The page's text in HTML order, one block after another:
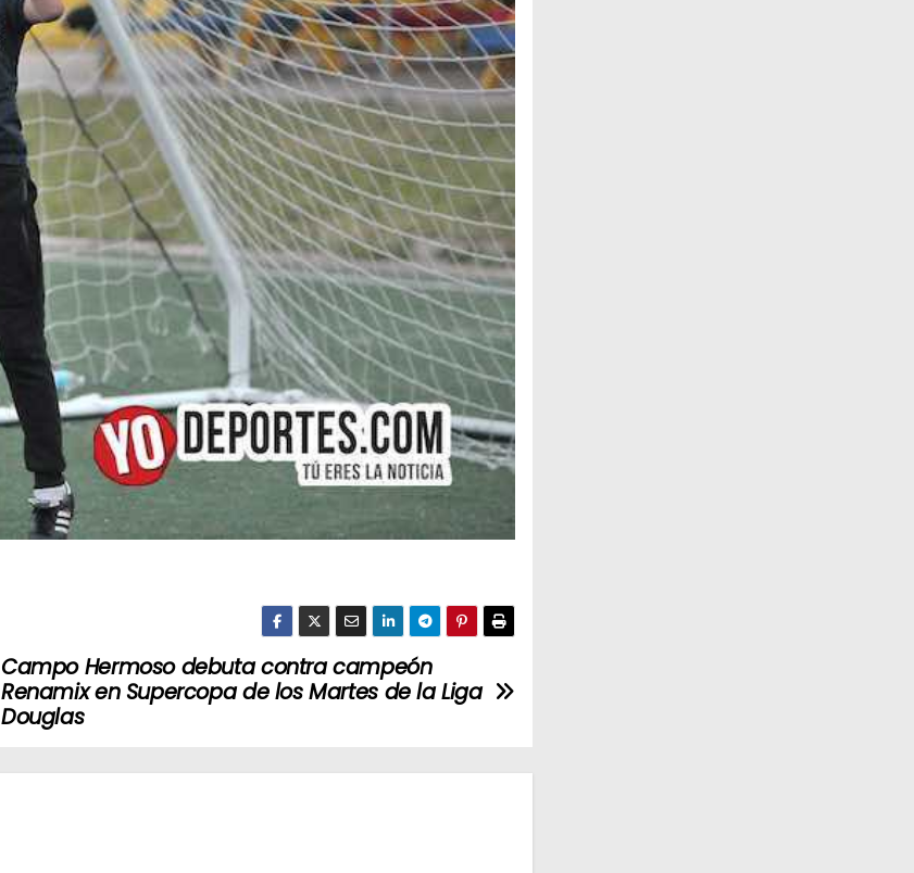
Campo Hermoso debuta contra campeón
Renamix en Supercopa de los Martes de la Liga
Douglas